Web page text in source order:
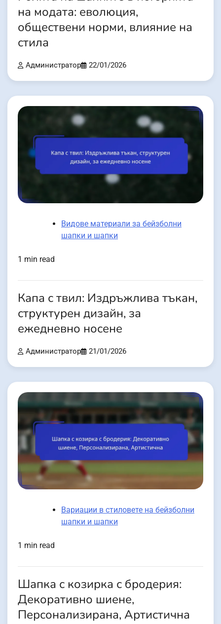
на модата: еволюция,
обществени норми, влияние на
стила
Администратор 22/01/2026
Видове материали за бейзболни
шапки и шапки
1 min read
Капа с твил: Издръжлива тъкан,
структурен дизайн, за
ежедневно носене
Администратор 21/01/2026
Вариации в стиловете на бейзболни
шапки и шапки
1 min read
Шапка с козирка с бродерия:
Декоративно шиене,
Персонализирана, Артистична